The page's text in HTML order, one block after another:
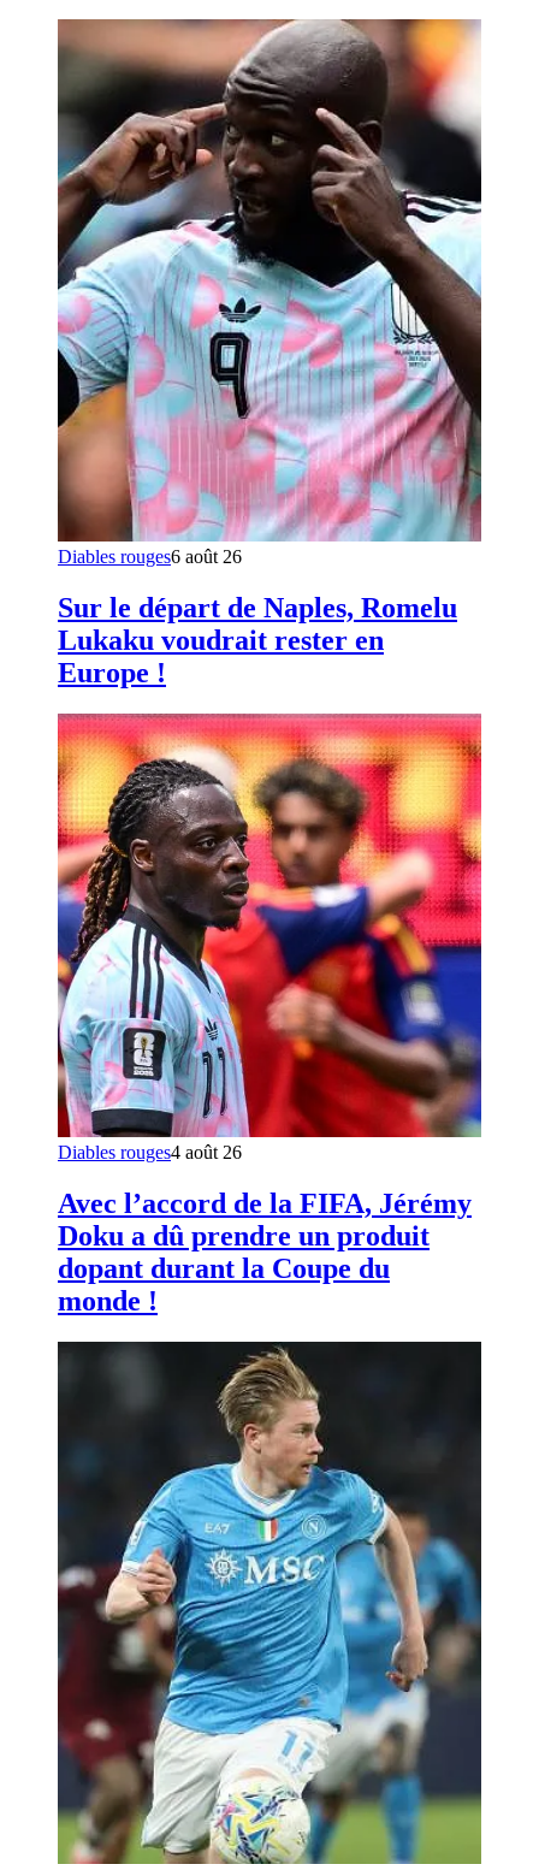
Diables rouges6 août 26
Sur le départ de Naples, Romelu
Lukaku voudrait rester en
Europe !
Diables rouges4 août 26
Avec l’accord de la FIFA, Jérémy
Doku a dû prendre un produit
dopant durant la Coupe du
monde !